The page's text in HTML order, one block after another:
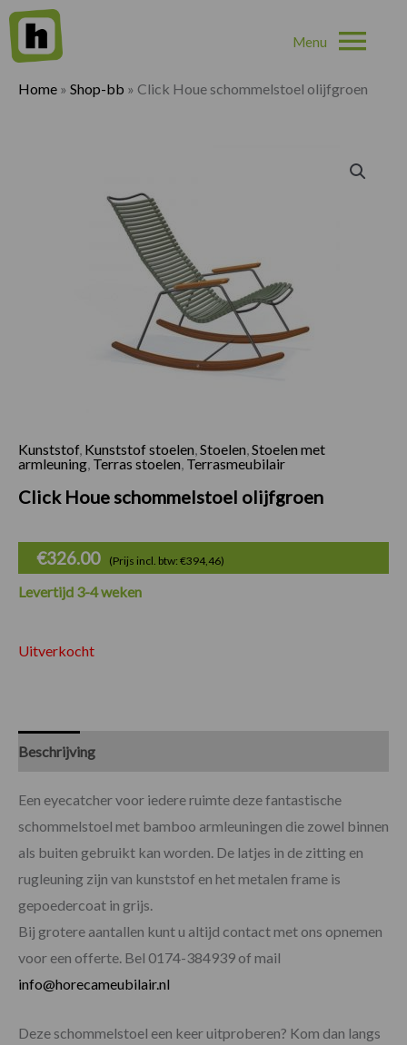
Home » Shop-bb » Click Houe schommelstoel olijfgroen
Kunststof, Kunststof stoelen Stoelen Stoelen met
armleuning Terras stoelen Terrasmeubilair
Click Houe schommelstoel olijfgroen
€326.00 (Prijs incl. btw: €394,46)
Levertijd 3-4 weken
Uitverkocht
Beschrijving
Een eyecatcher voor iedere ruimte deze fantastische
schommelstoel met bamboo armleuningen die zowel binnen
als buiten gebruikt kan worden. De latjes in de zitting en
rugleuning zijn van kunststof en het metalen frame is
gepoedercoat in grijs.
Bij grotere aantallen kunt u altijd contact met ons opnemen
voor een offerte. Bel 0174-384939 of mail
info@horecameubilair.nl
Deze schommelstoel een keer uitproberen? Kom dan langs